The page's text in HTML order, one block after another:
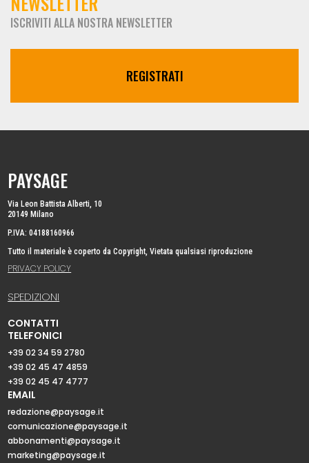
ISCRIVITI ALLA NOSTRA NEWSLETTER
REGISTRATI
PAYSAGE
Via Leon Battista Alberti, 10
20149 Milano
P.IVA: 04188160966
Tutto il materiale è coperto da Copyright, Vietata qualsiasi riproduzione
PRIVACY POLICY
SPEDIZIONI
CONTATTI
TELEFONICI
+39 02 34 59 2780
+39 02 45 47 4859
+39 02 45 47 4777
EMAIL
redazione@paysage.it
comunicazione@paysage.it
abbonamenti@paysage.it
marketing@paysage.it